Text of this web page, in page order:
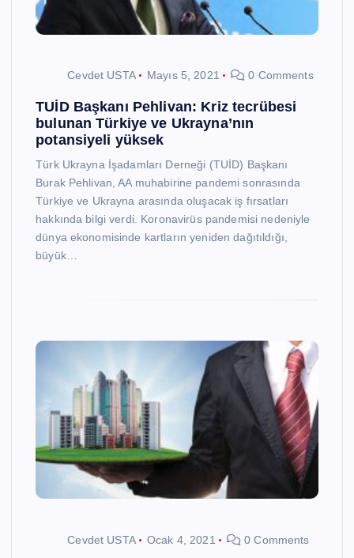
Cevdet USTA Mayıs 5, 2021 0 Comments
TUİD Başkanı Pehlivan: Kriz tecrübesi
bulunan Türkiye ve Ukrayna’nın
potansiyeli yüksek
Türk Ukrayna İşadamları Derneği (TUİD) Başkanı
Burak Pehlivan, AA muhabirine pandemi sonrasında
Türkiye ve Ukrayna arasında oluşacak iş fırsatları
hakkında bilgi verdi. Koronavirüs pandemisi nedeniyle
dünya ekonomisinde kartların yeniden dağıtıldığı,
büyük…
Cevdet USTA Ocak 4, 2021 0 Comments